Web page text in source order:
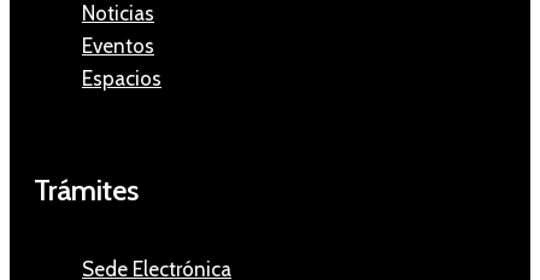
Noticias
Eventos
Espacios
Trámites
Sede Electrónica